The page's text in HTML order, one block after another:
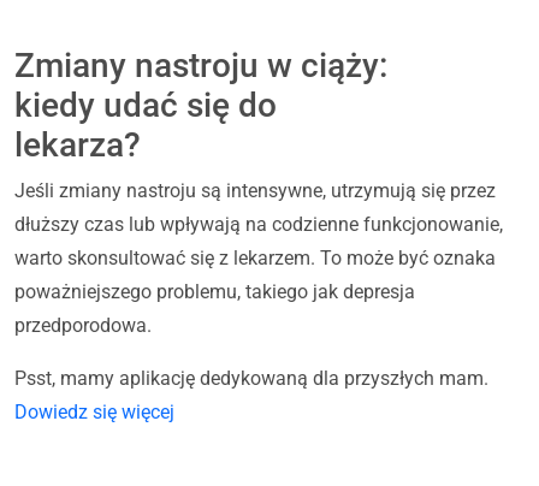
Zmiany nastroju w ciąży:
kiedy udać się do
lekarza?
Jeśli zmiany nastroju są intensywne, utrzymują się przez
dłuższy czas lub wpływają na codzienne funkcjonowanie,
warto skonsultować się z lekarzem. To może być oznaka
poważniejszego problemu, takiego jak depresja
przedporodowa.
Psst, mamy aplikację dedykowaną dla przyszłych mam.
Dowiedz się więcej